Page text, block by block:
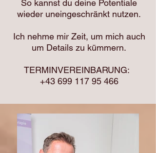
So kannst du deine Potentiale
wieder uneingeschränkt nutzen.
Ich nehme mir Zeit, um mich auch
um Details zu kümmern.
TERMINVEREINBARUNG:
+43 699 117 95 466